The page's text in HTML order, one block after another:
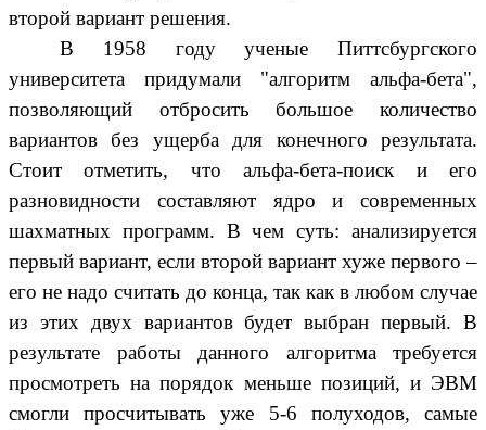
второй вариант решения.
В 1958 году ученые Питтсбургского
университета придумали "алгоритм альфа-бета",
позволяющий отбросить большое количество
вариантов без ущерба для конечного результата.
Стоит отметить, что альфа-бета-поиск и его
разновидности составляют ядро и современных
шахматных программ. В чем суть: анализируется
первый вариант, если второй вариант хуже первого –
его не надо считать до конца, так как в любом случае
из этих двух вариантов будет выбран первый. В
результате работы данного алгоритма требуется
просмотреть на порядок меньше позиций, и ЭВМ
смогли просчитывать уже 5-6 полуходов, самые